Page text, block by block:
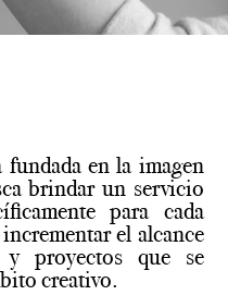
en la imagen
brindar un servicio
para cada
el alcance
proyectos que se
creativo.